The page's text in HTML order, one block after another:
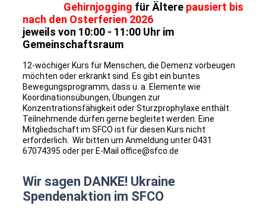
Gehirnjogging für Ältere pausiert bis
nach den Osterferien 2026
jeweils von 10:00 - 11:00 Uhr im
Gemeinschaftsraum
12-wöchiger Kurs für Menschen, die Demenz vorbeugen
möchten oder erkrankt sind. Es gibt ein buntes
Bewegungsprogramm, dass u. a. Elemente wie
Koordinationsübungen, Übungen zur
Konzentrationsfähigkeit oder Sturzprophylaxe enthält.
Teilnehmende dürfen gerne begleitet werden. Eine
Mitgliedschaft im SFCO ist für diesen Kurs nicht
erforderlich. Wir bitten um Anmeldung unter 0431
67074395 oder per E-Mail office@sfco.de
Wir sagen DANKE! Ukraine
Spendenaktion im SFCO